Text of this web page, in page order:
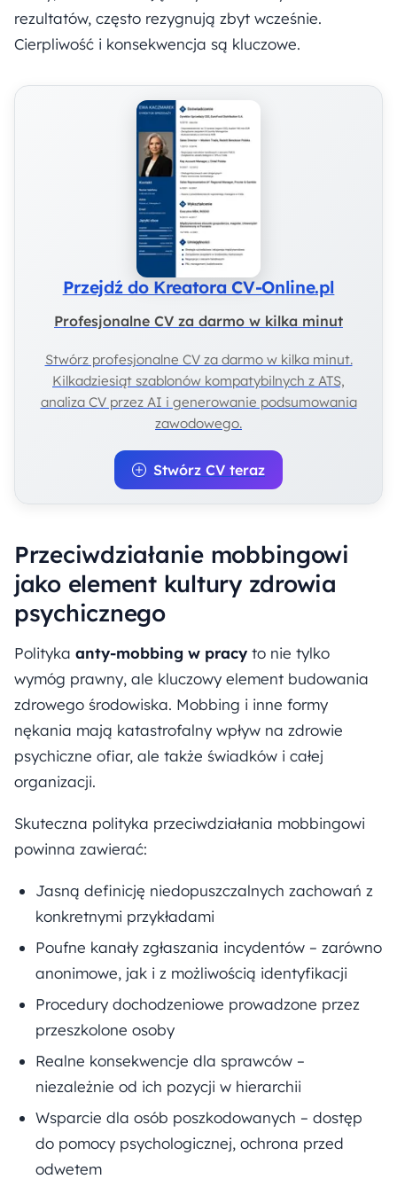
rezultatów, często rezygnują zbyt wcześnie.
Cierpliwość i konsekwencja są kluczowe.
Przejdź do Kreatora CV-Online.pl
Profesjonalne CV za darmo w kilka minut
Stwórz profesjonalne CV za darmo w kilka minut.
Kilkadziesiąt szablonów kompatybilnych z ATS,
analiza CV przez AI i generowanie podsumowania
zawodowego.
Stwórz CV teraz
Przeciwdziałanie mobbingowi
jako element kultury zdrowia
psychicznego
Polityka anty-mobbing w pracy to nie tylko
wymóg prawny, ale kluczowy element budowania
zdrowego środowiska. Mobbing i inne formy
nękania mają katastrofalny wpływ na zdrowie
psychiczne ofiar, ale także świadków i całej
organizacji.
Skuteczna polityka przeciwdziałania mobbingowi
powinna zawierać:
Jasną definicję niedopuszczalnych zachowań z
konkretnymi przykładami
Poufne kanały zgłaszania incydentów – zarówno
anonimowe, jak i z możliwością identyfikacji
Procedury dochodzeniowe prowadzone przez
przeszkolone osoby
Realne konsekwencje dla sprawców –
niezależnie od ich pozycji w hierarchii
Wsparcie dla osób poszkodowanych – dostęp
do pomocy psychologicznej, ochrona przed
odwetem